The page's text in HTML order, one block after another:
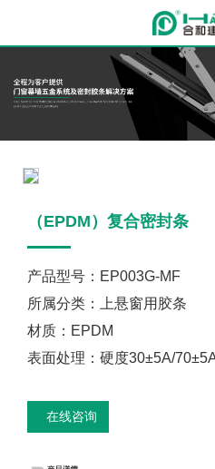
（EPDM）复合密封条
产品型号：EP003G-MF
所属分类：上悬窗用胶条
材质：EPDM
表面处理：硬度30±5A/
在线咨询